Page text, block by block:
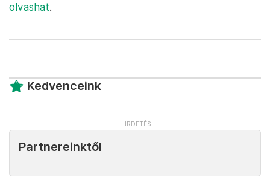
olvashat.
Kedvenceink
Partnereinktől